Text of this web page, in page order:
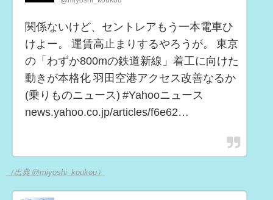
関係ないけど、セントレアもう一本電車ひ
けよー。 運賃高止まりするやろうが。 東京
の「わずか800mの鉄道新線」着工に向けた
動きが本格化 羽田空港アクセス改善なるか
(乗りものニュース) #Yahooニュース
news.yahoo.co.jp/articles/f6e62…
（出典 @miyoshi_koukou）